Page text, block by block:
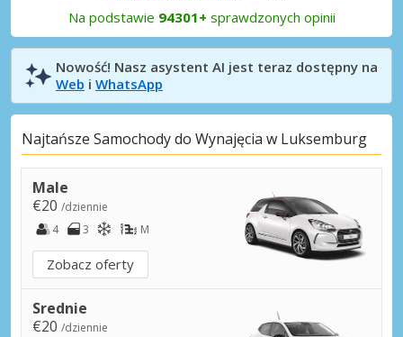
Na podstawie 94301+ sprawdzonych opinii
Nowość! Nasz asystent AI jest teraz dostępny na
Web i WhatsApp
Najtańsze Samochody do Wynajęcia w Luksemburg
Male
€20 /dziennie
4
3 M
Zobacz oferty
Srednie
€20 /dziennie